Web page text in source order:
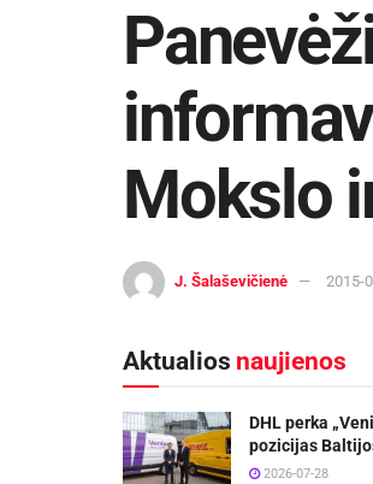
Mokslo
J. Šalaševičienė 2015-
Aktualios naujienos
DHL perka
pozicijas
2026-07-28